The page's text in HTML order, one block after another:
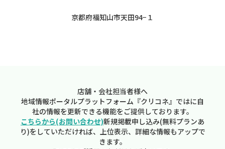
京都府福知山市天田94−１
店舗・会社担当者様へ
地域情報ポータルプラットフォーム『クリコネ』ではに自
社の情報を更新できる機能をご提供しております。
こちらから(お問い合わせ)新規掲載申し込み(無料プランあ
り)をしていただければ、上位表示、詳細な情報もアップで
きます。